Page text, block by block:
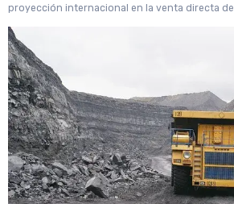
proyección internacional en la venta directa de